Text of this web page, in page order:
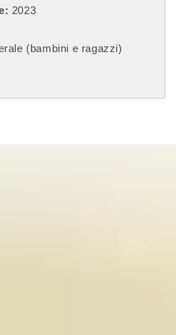
2023
(bambini e ragazzi)